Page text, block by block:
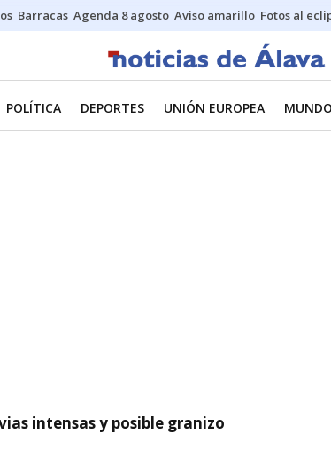
Barracas Agenda 8 agosto Aviso amarillo Fotos al
POLÍTICA DEPORTES UNIÓN EUROPEA MUNDO
intensas y posible granizo